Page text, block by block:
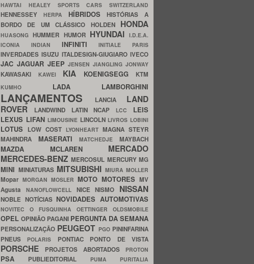
HAWTAI HEALEY SPORTS CARS SWITZERLAND
HENNESSEY HERPA HÍBRIDOSHISTÓRIAS A
BORDO DE UM CLÁSSICO HOLDEN HONDA
HUASONGHUMMER HUMOR HYUNDAI I.D.E.A.
ICONIA INDIAN INFINITIINITIALE PARIS
INVERDADESISUZU ITALDESIGN-GIUGIAROIVECO
JAC JAGUAR JEEPJENSENJIANGLINGJONWAY
KAWASAKI KAWEI KIA KOENIGSEGG KTM
KUMHO LADA LAMBORGHINI
LANÇAMENTOS LANCIA LAND
ROVER
LANDWIND LATIN NCAP LCC LEIS
LEXUS LIFAN LIMOUSINE LINCOLN LIVROS LOBINI
LOTUS LOW COST LYONHEART MAGNA STEYR
MAHINDRA MASERATIMATCHEDJEMAYBACH
MAZDA MCLAREN MERCADO
MERCEDES-BENZMERCOSUL MERCURYMG
MINI MINIATURAS MITSUBISHI MIURA MOLLER
Mopar MORGAN MOSLER MOTO MOTORES MV
Agusta NANOFLOWCELL NICENISMO NISSAN
NOBLE NOTÍCIAS NOVIDADES AUTOMOTIVAS
NOVITEC O FUSQUINHA OETTINGER OLDSMOBILE
OPEL OPINIÃO PAGANI PERGUNTA DA SEMANA
PERSONALIZAÇÃO PEUGEOT PGO PININFARINA
PNEUS
POLARIS PONTIAC PONTO DE VISTA
PORSCHE PROJETOS ABORTADOS PROTON
PSA PUBLIEDITORIAL PUMA PURITALIA